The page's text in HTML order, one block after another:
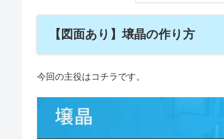
【図面あり】壌晶の作り方
今回の主役はコチラです。